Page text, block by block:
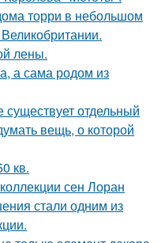
торри в небольшом
лены.
а сама родом из
существует отдельный
вещь, о которой
кв.
сен Лоран
стали одним из